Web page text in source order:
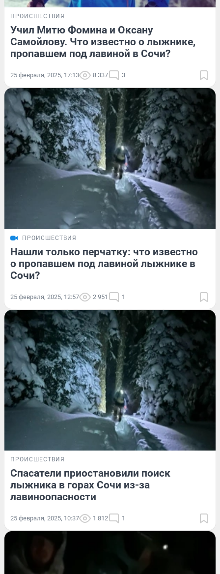
ПРОИСШЕСТВИЯ
Учил Митю Фомина и Оксану
Самойлову. Что известно о лыжнике,
пропавшем под лавиной в Сочи?
25 февраля, 2025, 17:13 8 337 3
ПРОИСШЕСТВИЯ
Нашли только перчатку: что известно
о пропавшем под лавиной лыжнике в
Сочи?
25 февраля, 2025, 12:57 2 951 1
ПРОИСШЕСТВИЯ
Спасатели приостановили поиск
лыжника в горах Сочи из-за
лавиноопасности
25 февраля, 2025, 10:37 1 812 1